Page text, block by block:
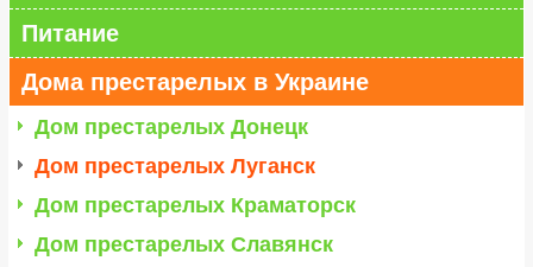
Питание
Дома престарелых в Украине
Дом престарелых Донецк
Дом престарелых Луганск
Дом престарелых Краматорск
Дом престарелых Славянск